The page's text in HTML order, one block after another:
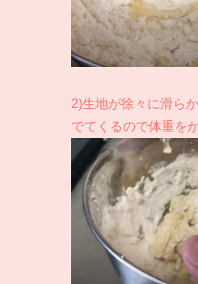
2)生地が徐々に滑ら
でてくるので体重を